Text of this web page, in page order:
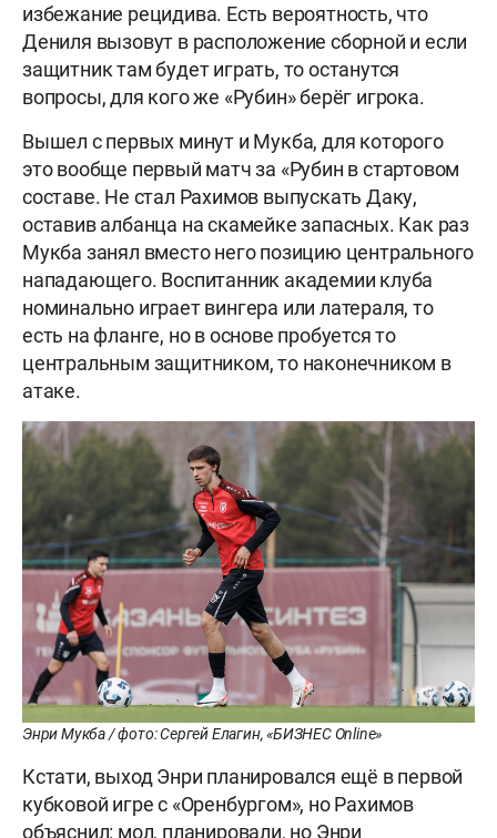
избежание рецидива. Есть вероятность, что
Дениля вызовут в расположение сборной и если
защитник там будет играть, то останутся
вопросы, для кого же «Рубин» берёг игрока.
Вышел с первых минут и Мукба, для которого
это вообще первый матч за «Рубин в стартовом
составе. Не стал Рахимов выпускать Даку,
оставив албанца на скамейке запасных. Как раз
Мукба занял вместо него позицию центрального
нападающего. Воспитанник академии клуба
номинально играет вингера или латераля, то
есть на фланге, но в основе пробуется то
центральным защитником, то наконечником в
атаке.
Энри Мукба / фото: Сергей Елагин, «БИЗНЕС Online»
Кстати, выход Энри планировался ещё в первой
кубковой игре с «Оренбургом», но Рахимов
объяснил: мол, планировали, но Энри